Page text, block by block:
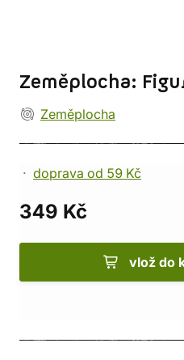
Zeměplocha:
Zeměplocha
doprava od 59 Kč
349 Kč
vlož do